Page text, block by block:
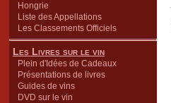
Hongrie
Liste des Appellations
Les Classements Officiels
Les Livres sur le vin
Plein d'Idées de Cadeaux
Présentations de livres
Guides de vins
DVD sur le vin